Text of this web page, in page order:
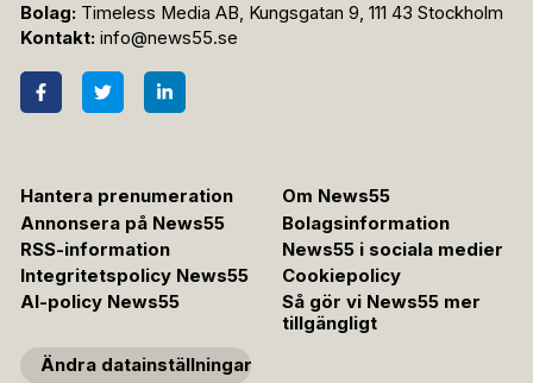
Bolag: Timeless Media AB, Kungsgatan 9, 111 43 Stockholm
Kontakt: info@news55.se
Hantera prenumeration
Om News55
Annonsera på News55
Bolagsinformation
RSS-information
News55 i sociala medier
Integritetspolicy News55
Cookiepolicy
AI-policy News55
Så gör vi News55 mer
tillgängligt
Ändra datainställningar